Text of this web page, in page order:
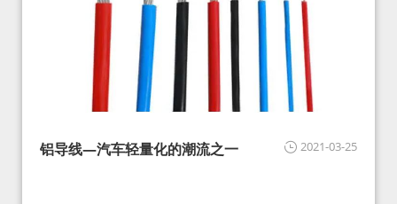
2021-03-25
铝导线—汽车轻量化的潮流之一